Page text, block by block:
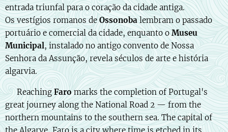
entrada triunfal para o coração da cidade antiga.
Os vestígios romanos deOssonobalembram o passado
portuário e comercial da cidade, enquanto oMuseu
Municipal, instalado no antigo convento de Nossa
Senhora da Assunção, revela séculos de arte e história
algarvia.
🇬🇧 ReachingFaromarks the completion of Portugal's
great journey along the National Road 2 — from the
northern mountains to the southern sea. The capital of
the Algarve, Faro is a city where time is etched in its